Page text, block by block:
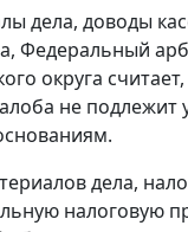
дела, доводы
Федеральный
округа
не подлежит
дела,
налоговую